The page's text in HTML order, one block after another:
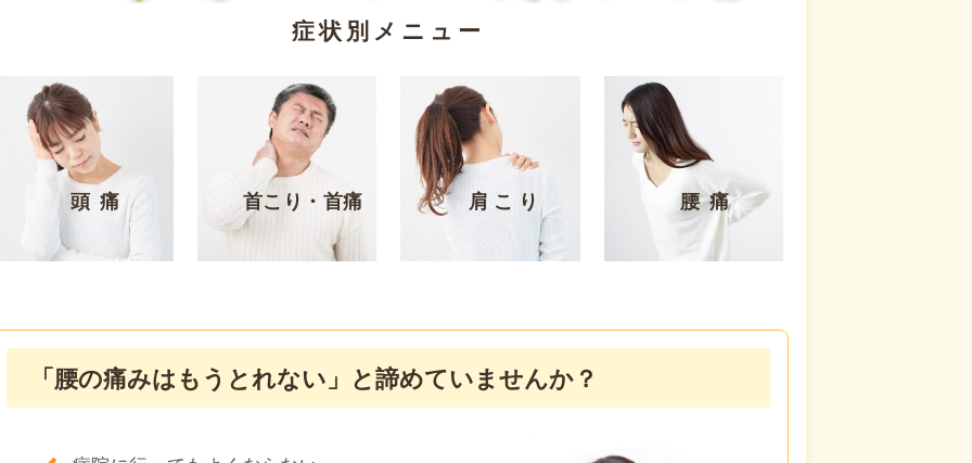
症状別メニュー
頭痛 首こり・首痛 肩こり 腰痛
「腰の痛みはもうとれない」と ​諦めていませんか？